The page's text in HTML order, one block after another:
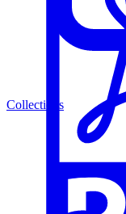
Collections